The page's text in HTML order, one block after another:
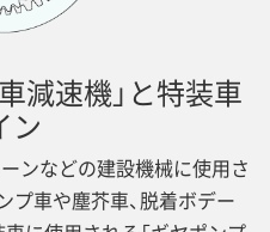
減速機」と特装車
ン
ンなどの建設機械に使用さ
プ車や塵芥車、脱着ボデー